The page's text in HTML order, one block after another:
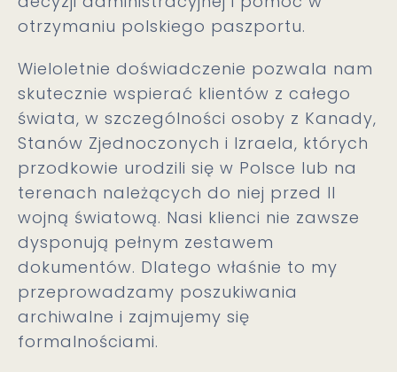
otrzymaniu polskiego paszportu.
Wieloletnie doświadczenie pozwala nam
skutecznie wspierać klientów z całego
świata, w szczególności osoby z Kanady,
Stanów Zjednoczonych i Izraela, których
przodkowie urodzili się w Polsce lub na
terenach należących do niej przed II
wojną światową. Nasi klienci nie zawsze
dysponują pełnym zestawem
dokumentów. Dlatego właśnie to my
przeprowadzamy poszukiwania
archiwalne i zajmujemy się
formalnościami.